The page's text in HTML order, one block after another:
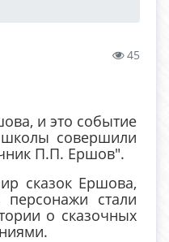
45
и это событие
школы совершили
П.П. Ершов".
сказок Ершова,
стали
о сказочных